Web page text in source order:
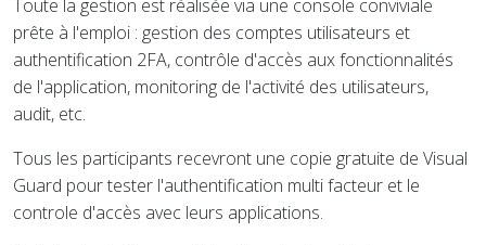
Toute la gestion est réalisée via une console conviviale
prête à l'emploi : gestion des comptes utilisateurs et
authentification 2FA, contrôle d'accès aux fonctionnalités
de l'application, monitoring de l'activité des utilisateurs,
audit, etc.
Tous les participants recevront une copie gratuite de Visual
Guard pour tester l'authentification multi facteur et le
controle d'accès avec leurs applications.